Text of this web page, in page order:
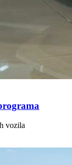
vozila